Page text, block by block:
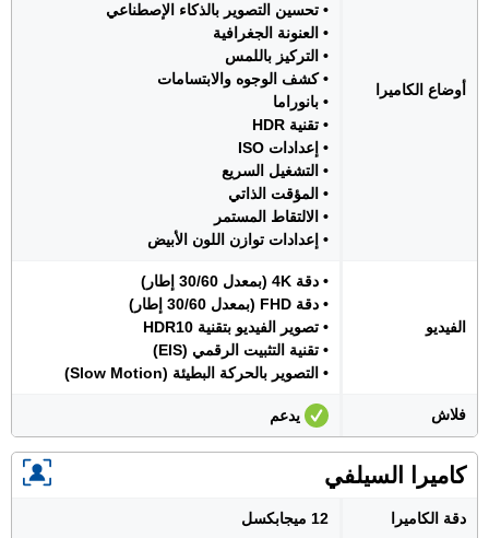
أوضاع الكاميرا
• تحسين التصوير بالذكاء الإصطناعي
• العنونة الجغرافية
• التركيز باللمس
• كشف الوجوه والابتسامات
• بانوراما
• تقنية HDR
• إعدادات ISO
• التشغيل السريع
• المؤقت الذاتي
• الالتقاط المستمر
• إعدادات توازن اللون الأبيض
الفيديو
• دقة 4K (بمعدل 30/60 إطار)
• دقة FHD (بمعدل 30/60 إطار)
• تصوير الفيديو بتقنية HDR10
• تقنية التثبيت الرقمي (EIS)
• التصوير بالحركة البطيئة (Slow Motion)
فلاش يدعم
كاميرا السيلفي
دقة الكاميرا 12 ميجابكسل